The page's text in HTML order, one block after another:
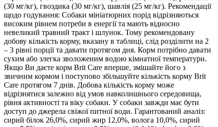
(30 мг/кг), гвоздика (30 мг/кг), шавлія (25 мг/кг). Рекомендації
щодо годування: Собаки мініатюрних порід відрізняються
високим рівнем потреби в енергії та мають відносно
невеликий травний тракт і шлунок. Тому рекомендовану
добову кількість корму, вказану в таблиці, слід розділити на 2
– 3 рівні порції та давати протягом дня. Корм потрібно давати
сухим або злегка зволоженим водою кімнатної температури.
Якщо Ви даєте корм Brit Care вперше, змішайте його з
звичним кормом і поступово збільшуйте кількість корму Brit
Care протягом 7 днів. Добова кількість корму може
відрізнятися залежно від умов навколишнього середовища,
рівня активності та віку собаки. У собаки завжди має бути
доступ до джерела свіжої питної води. Гарантований аналіз:
сирий білок 26,0%, сирий жир 12,0%, волога 10,0%, сирий